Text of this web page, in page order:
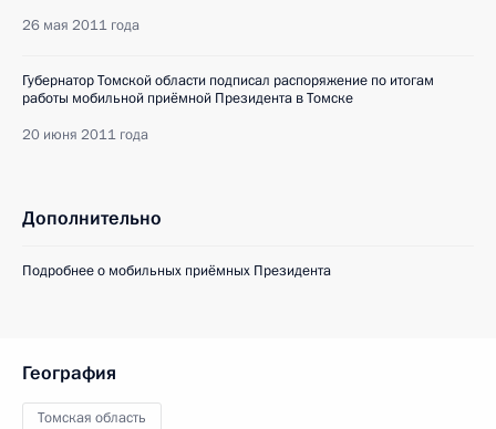
26 мая 2011 года
Губернатор Томской области подписал распоряжение по итогам
работы мобильной приёмной Президента в Томске
20 июня 2011 года
Дополнительно
Подробнее о мобильных приёмных Президента
География
Томская область